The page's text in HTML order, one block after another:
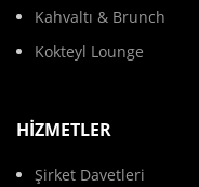
Kahvaltı & Brunch
Kokteyl Lounge
HIZMETLER
Şirket Davetleri